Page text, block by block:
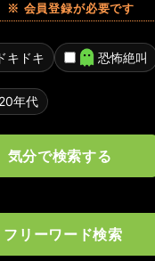
※ 会員登録が必要です
キドキ 恐怖絶叫
年代
気分で検索する
フリーワード検索